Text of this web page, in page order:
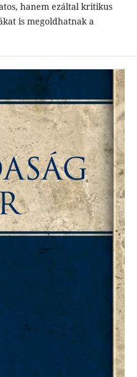
hanem ezáltal kritikus
is megoldhatnak a